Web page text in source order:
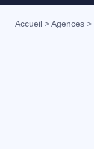
Accueil >Agences >